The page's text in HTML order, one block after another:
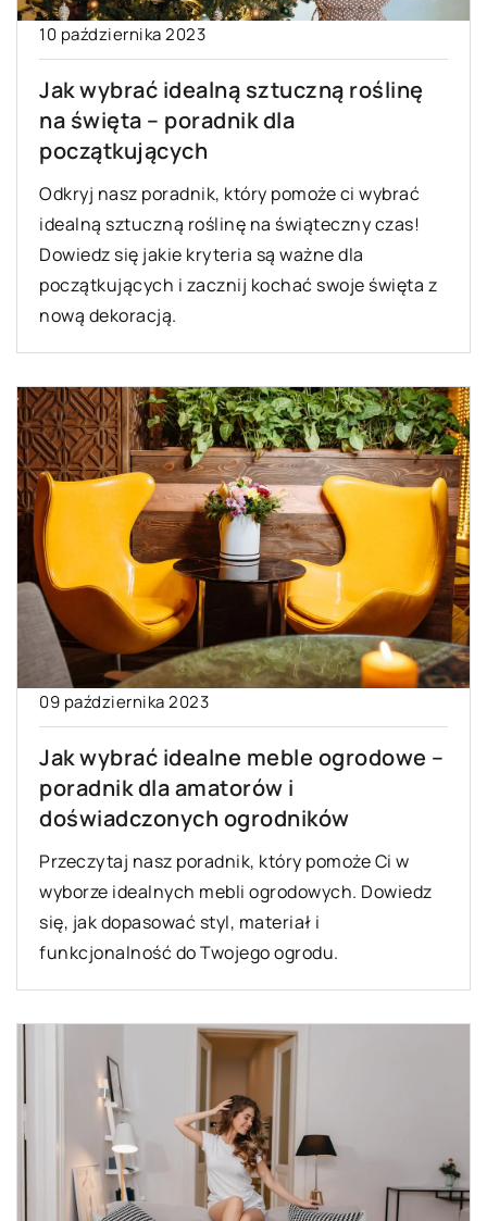
10 października 2023
Jak wybrać idealną sztuczną roślinę
na święta – poradnik dla
początkujących
Odkryj nasz poradnik, który pomoże ci wybrać
idealną sztuczną roślinę na świąteczny czas!
Dowiedz się jakie kryteria są ważne dla
początkujących i zacznij kochać swoje święta z
nową dekoracją.
09 października 2023
Jak wybrać idealne meble ogrodowe –
poradnik dla amatorów i
doświadczonych ogrodników
Przeczytaj nasz poradnik, który pomoże Ci w
wyborze idealnych mebli ogrodowych. Dowiedz
się, jak dopasować styl, materiał i
funkcjonalność do Twojego ogrodu.